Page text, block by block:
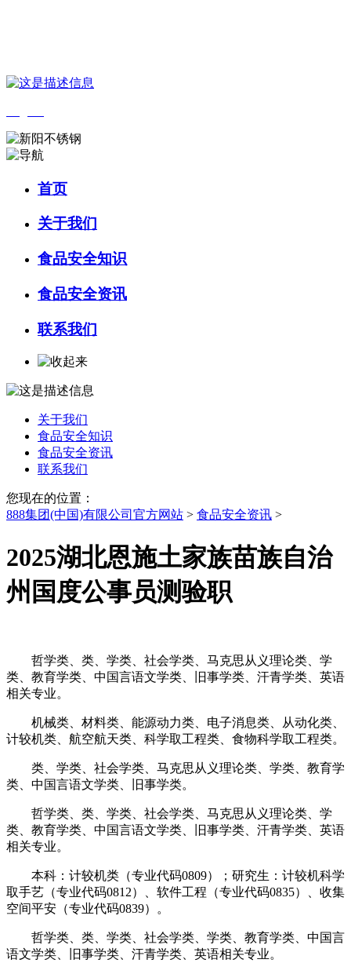
首页
关于我们
食品安全知识
食品安全资讯
联系我们
关于我们
食品安全知识
食品安全资讯
联系我们
您现在的位置：
888集团(中国)有限公司官方网站 > 食品安全资讯 >
2025湖北恩施土家族苗族自治
州国度公事员测验职
哲学类、类、学类、社会学类、马克思从义理论类、学
类、教育学类、中国言语文学类、旧事学类、汗青学类、英语
相关专业。
机械类、材料类、能源动力类、电子消息类、从动化类、
计较机类、航空航天类、科学取工程类、食物科学取工程类。
类、学类、社会学类、马克思从义理论类、学类、教育学
类、中国言语文学类、旧事学类。
哲学类、类、学类、社会学类、马克思从义理论类、学
类、教育学类、中国言语文学类、旧事学类、汗青学类、英语
相关专业。
本科：计较机类（专业代码0809）；研究生：计较机科学
取手艺（专业代码0812）、软件工程（专业代码0835）、收集
空间平安（专业代码0839）。
哲学类、类、学类、社会学类、学类、教育学类、中国言
语文学类、旧事学类、汗青学类、英语相关专业。